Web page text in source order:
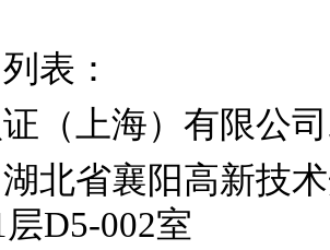
表：
（上海）有限公
北省襄阳高新技
D5-002室